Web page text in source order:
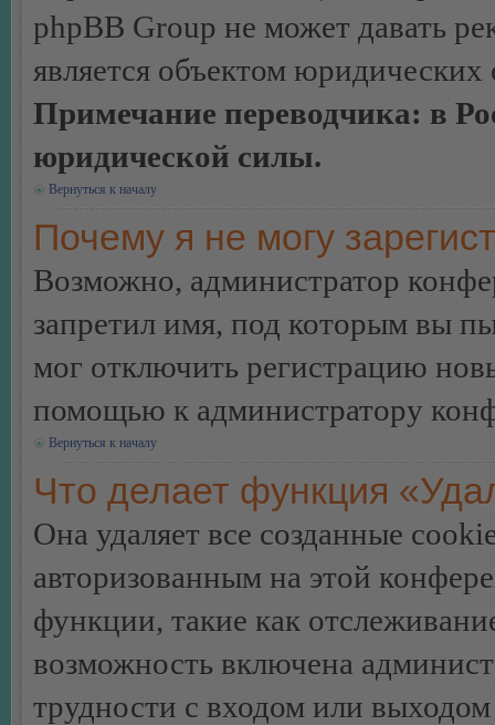
phpBB Group не может давать
является объектом
Примечание переводчика: в
юридической силы.
Вернуться к началу
Почему я не могу
Возможно, администратор
запретил имя, под которым вы
мог отключить регистрацию
помощью к администратору
Вернуться к началу
Что делает функция
Она удаляет все созданные
авторизованным на этой
функции, такие как
возможность включена
трудности с входом или